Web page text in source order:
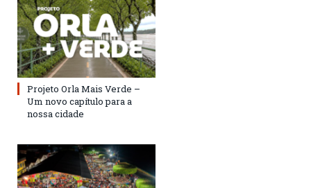
Projeto Orla Mais Verde –
Um novo capítulo para a
nossa cidade